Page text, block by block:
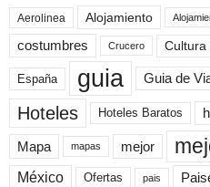
Aerolinea Alojamiento
costumbres Crucero Cultura
España guia Guia de
Hoteles Hoteles Baratos
Mapa mapas mejor
México Ofertas pais